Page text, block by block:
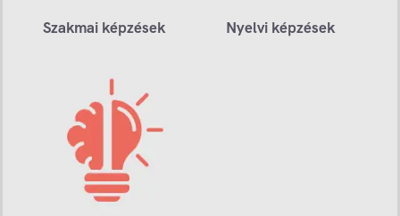
Szakmai képzések Nyelvi képzések